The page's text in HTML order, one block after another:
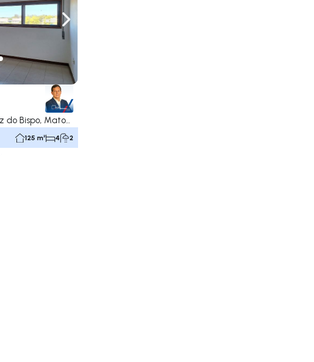
Navegar a la derecha
Perafita, Lavra e Santa Cruz do Bispo, Matosinhos
125 m² 4 2